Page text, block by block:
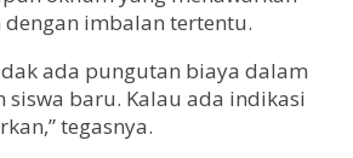
imbalan tertentu.
ada pungutan biaya dalam
siswa baru. Kalau ada indikasi
tegasnya.